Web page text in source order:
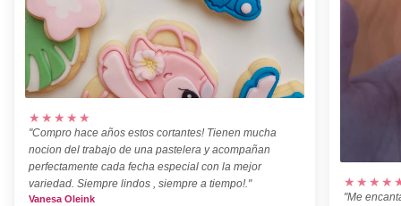
★★★★★
"Compro hace años estos cortantes! Tienen mucha
nocion del trabajo de una pastelera y acompañan
perfectamente cada fecha especial con la mejor
variedad. Siempre lindos , siempre a tiempo!."
Vanesa Oleink
"Me